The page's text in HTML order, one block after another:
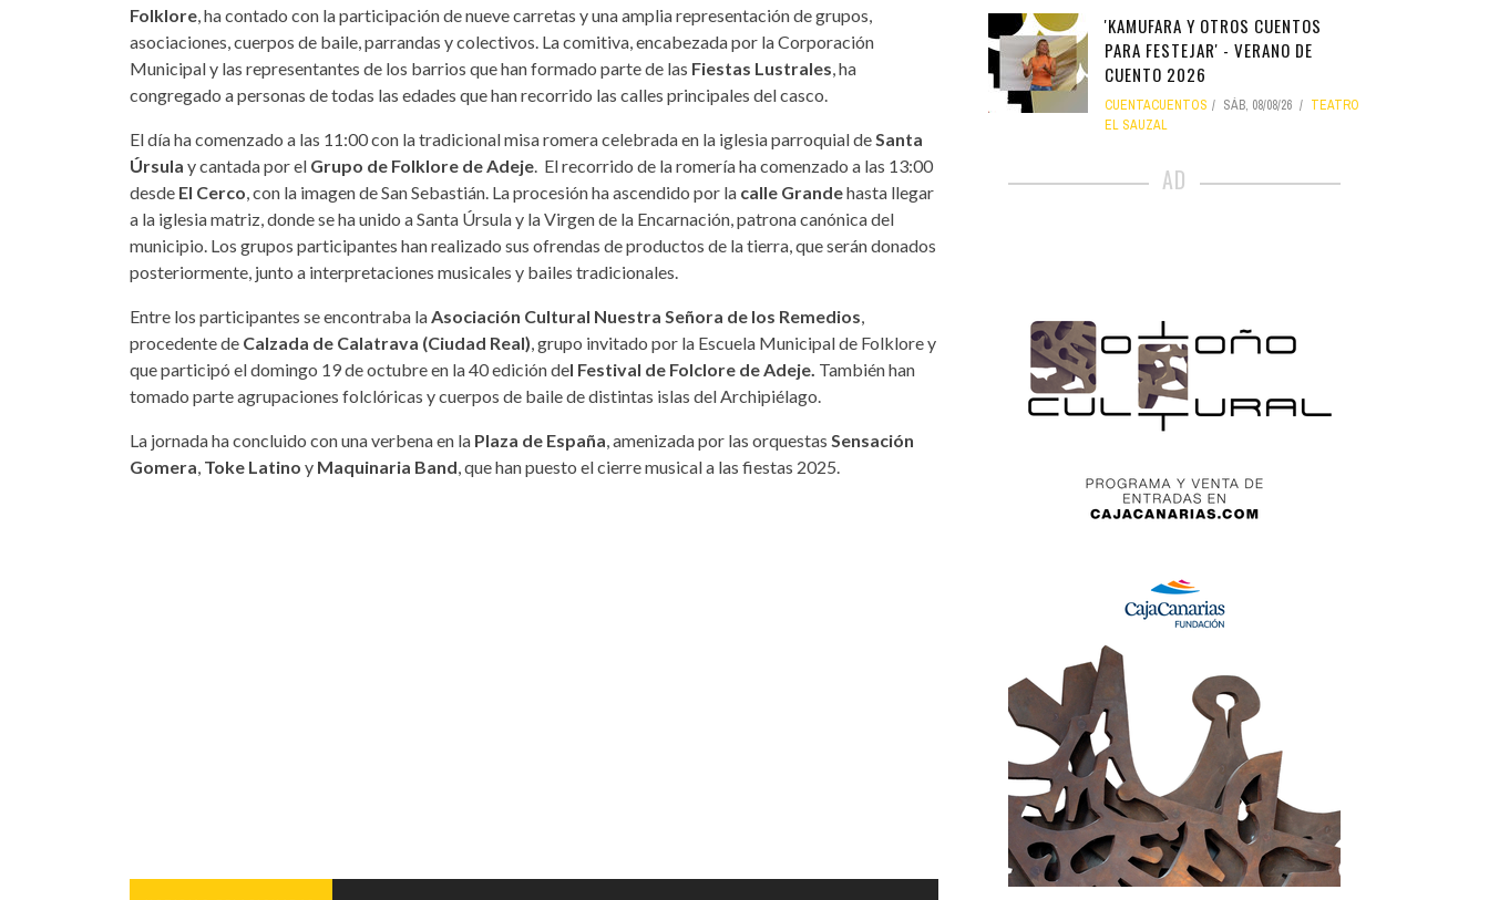
Folklore , ha contado con la participación de nueve carretas y una amplia representación de grupos,
asociaciones, cuerpos de baile, parrandas y colectivos. La comitiva, encabezada por la Corporación
Municipal y las representantes de los barrios que han formado parte de las Fiestas Lustrales , ha
congregado a personas de todas las edades que han recorrido las calles principales del casco.
El día ha comenzado a las 11:00 con la tradicional misa romera celebrada en la iglesia parroquial de Santa
Úrsula y cantada por el Grupo de Folklore de Adeje . El recorrido de la romería ha comenzado a las 13:00
desde El Cerco , con la imagen de San Sebastián. La procesión ha ascendido por la calle Grandehasta llegar
a la iglesia matriz, donde se ha unido a Santa Úrsula y la Virgen de la Encarnación, patrona canónica del
municipio. Los grupos participantes han realizado sus ofrendas de productos de la tierra, que serán donados
posteriormente, junto a interpretaciones musicales y bailes tradicionales.
Entre los participantes se encontraba la Asociación Cultural Nuestra Señora de los Remedios
procedente de Calzada de Calatrava (Ciudad Real) , grupo invitado por la Escuela Municipal de Folklore y
que participó el domingo 19 de octubre en la 40 edición del Festival de Folclore de Adeje. También han
tomado parte agrupaciones folclóricas y cuerpos de baile de distintas islas del Archipiélago.
La jornada ha concluido con una verbena en la Plaza de España , amenizada por las orquestas Sensación
Gomera Toke Latino y Maquinaria Band , que han puesto el cierre musical a las fiestas 2025.
'KAMUFARA Y OTROS CUENTOS
PARA FESTEJAR' - VERANO DE
CUENTO 2026
CUENTACUENTOS SÁB, 08/08/26
TEATRO
EL SAUZAL
AD